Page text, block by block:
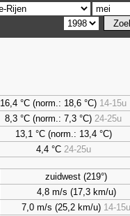
16,4 °C (norm.: 18,6 °C) 14-15u
8,3 °C (norm.: 7,3 °C) 24-25u
13,1 °C (norm.: 13,4 °C)
4,4°C 24-25u
zuidwest (219°)
4,8 m/s (17,3 km/u)
7,0 m/s (25,2 km/u) 14-15u